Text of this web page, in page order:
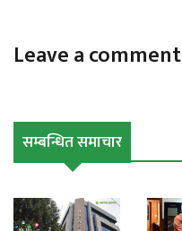
Leave a comment
सम्बन्धित समाचार